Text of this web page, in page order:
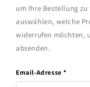
um Ihre Bestellung
auswählen, welche
widerrufen möchten,
absenden.
Email-Adresse *